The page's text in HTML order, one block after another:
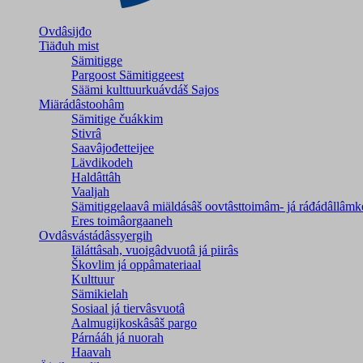
Ovdâsijđo
Tiäđuh mist
Sämitigge
Pargoost Sämitiggeest
Säämi kulttuurkuávdáš Sajos
Miärádâstoohâm
Sämitige čuákkim
Stivrâ
Saavâjođetteijee
Lävdikodeh
Haldâttâh
Vaaljah
Sämitiggelaavâ miäldásâš oovtâsttoimâm- já
Eres toimâorgaaneh
Ovdâsvástádâssyergih
Iäláttâsah, vuoigâdvuotâ já piirâs
Škovlim já oppâmateriaal
Kulttuur
Sämikielah
Sosiaal já tiervâsvuotâ
Aalmugijkoskâsâš pargo
Párnááh já nuorah
Haavah